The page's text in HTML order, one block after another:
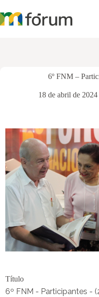
para
o
6º FNM –
18 de abril de 2024
Título
6º FNM - Participantes -